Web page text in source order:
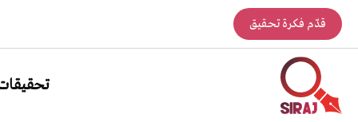
قدّم فكرة تحقيق